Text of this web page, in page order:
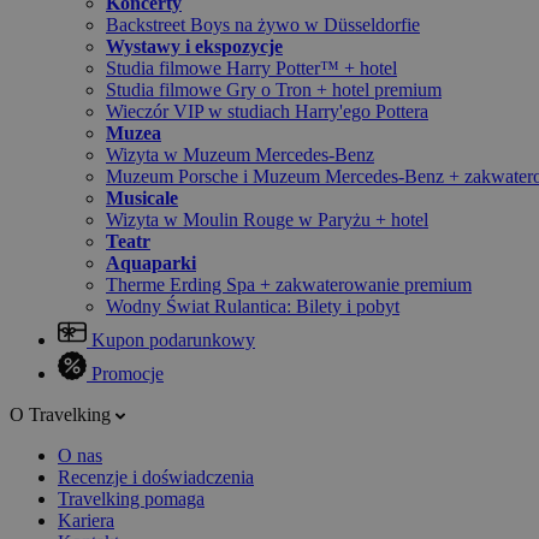
Backstreet Boys na żywo w Düsseldorfie
Wystawy i ekspozycje
Studia filmowe Harry Potter™ + hotel
Studia filmowe Gry o Tron + hotel premium
Wieczór VIP w studiach Harry'ego Pottera
Muzea
Wizyta w Muzeum Mercedes-Benz
Muzeum Porsche i Muzeum Mercedes-Benz +
Musicale
Wizyta w Moulin Rouge w Paryżu + hotel
Teatr
Aquaparki
Therme Erding Spa + zakwaterowanie premium
Wodny Świat Rulantica: Bilety i pobyt
Kupon podarunkowy
Promocje
O Travelking
O nas
Recenzje i doświadczenia
Travelking pomaga
Kariera